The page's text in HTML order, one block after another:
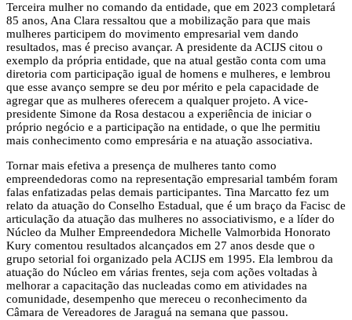
Terceira mulher no comando da entidade, que em 2023 completará
85 anos, Ana Clara ressaltou que a mobilização para que mais
mulheres participem do movimento empresarial vem dando
resultados, mas é preciso avançar. A presidente da ACIJS citou o
exemplo da própria entidade, que na atual gestão conta com uma
diretoria com participação igual de homens e mulheres, e lembrou
que esse avanço sempre se deu por mérito e pela capacidade de
agregar que as mulheres oferecem a qualquer projeto. A vice-
presidente Simone da Rosa destacou a experiência de iniciar o
próprio negócio e a participação na entidade, o que lhe permitiu
mais conhecimento como empresária e na atuação associativa.
Tornar mais efetiva a presença de mulheres tanto como
empreendedoras como na representação empresarial também foram
falas enfatizadas pelas demais participantes. Tina Marcatto fez um
relato da atuação do Conselho Estadual, que é um braço da Facisc de
articulação da atuação das mulheres no associativismo, e a líder do
Núcleo da Mulher Empreendedora Michelle Valmorbida Honorato
Kury comentou resultados alcançados em 27 anos desde que o
grupo setorial foi organizado pela ACIJS em 1995. Ela lembrou da
atuação do Núcleo em várias frentes, seja com ações voltadas à
melhorar a capacitação das nucleadas como em atividades na
comunidade, desempenho que mereceu o reconhecimento da
Câmara de Vereadores de Jaraguá na semana que passou.